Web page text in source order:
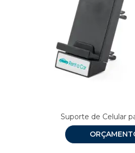
Suporte de Celular